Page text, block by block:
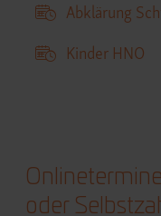
Abklärung
Kinder HNO
oder